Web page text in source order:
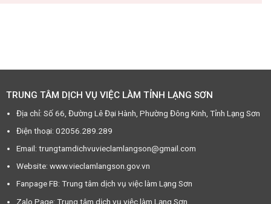
TRUNG TÂM DỊCH VỤ VIỆC LÀM TỈNH LẠNG SƠN
Địa chỉ: Số 66, Đường Lê Đại Hành, Phường Đông Kinh, Tỉnh Lạng Sơn
Điện thoại: 02056.289.289
Email: trungtamdichvuvieclamlangson@gmail.com
Website: www.vieclamlangson.gov.vn
Fanpage FB: Trung tâm dịch vụ việc làm Lạng Sơn
Zalo Page: Trung tâm dịch vụ việc làm Lạng Sơn